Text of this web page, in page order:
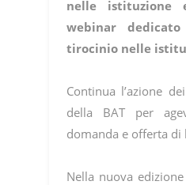
nelle istituzione
webinar
tirocinio nelle
Continua l’azione
della BAT per
domanda e offerta
Nella nuova